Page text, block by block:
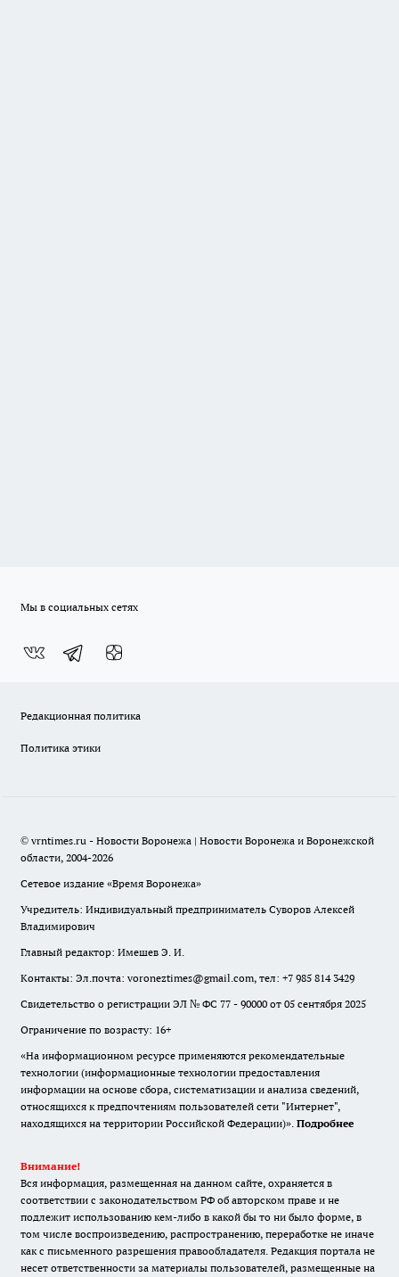
Мы в социальных сетях
Редакционная политика
Политика этики
© vrntimes.ru - Новости Воронежа | Новости Воронежа и Воронежской
области, 2004-2026
Сетевое издание «Время Воронежа»
Учредитель: Индивидуальный предприниматель Суворов Алексей
Владимирович
Главный редактор: Имешев Э. И.
Контакты: Эл.почта: voroneztimes@gmail.com, тел: +7 985 814 3429
Свидетельство о регистрации ЭЛ № ФС 77 - 90000 от 05 сентября 2025
Ограничение по возрасту: 16+
«На информационном ресурсе применяются рекомендательные
технологии (информационные технологии предоставления
информации на основе сбора, систематизации и анализа сведений,
относящихся к предпочтениям пользователей сети "Интернет",
находящихся на территории Российской Федерации)». Подробнее
Внимание!
Вся информация, размещенная на данном сайте, охраняется в
соответствии с законодательством РФ об авторском праве и не
подлежит использованию кем-либо в какой бы то ни было форме, в
том числе воспроизведению, распространению, переработке не иначе
как с письменного разрешения правообладателя. Редакция портала не
несет ответственности за материалы пользователей, размещенные на